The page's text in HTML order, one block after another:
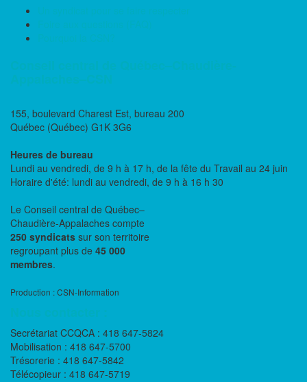
155, boulevard Charest Est, bureau 200
Québec (Québec) G1K 3G6
Heures de bureau
Lundi au vendredi, de 9 h à 17 h, de la fête du Travail au 24 juin
Horaire d'été: lundi au vendredi, de 9 h à 16 h 30
Le Conseil central de Québec–
Chaudière-Appalaches compte
250 syndicats sur son territoire
regroupant plus de 45 000
membres.
Production : CSN-Information
Secrétariat CCQCA : 418 647-5824
Mobilisation : 418 647-5700
Trésorerie : 418 647-5842
Télécopieur : 418 647-5719